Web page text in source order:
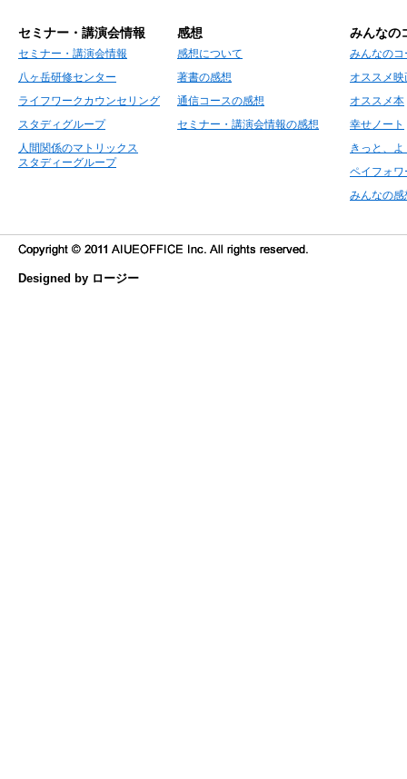
セミナー・講演会情報
セミナー・講演会情報
八ヶ岳研修センター
ライフワークカウンセリング
スタディグループ
人間関係のマトリックス
スタディーグループ
感想
感想について
著書の感想
通信コースの感想
セミナー・講演会情報の感想
みんなの
みんなの
オススメ映
オススメ本
幸せノート
きっと、
ペイフォワ
みんなの感
Designed by ロージー